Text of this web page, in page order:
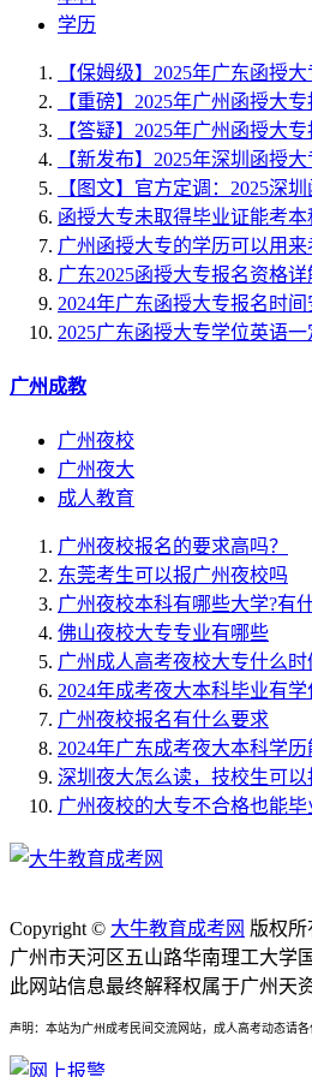
学历
【保姆级】2025年广东函授
【重磅】2025年广州函授大
【答疑】2025年广州函授大
【新发布】2025年深圳函授
【图文】官方定调：2025深
函授大专未取得毕业证能考本
广州函授大专的学历可以用来
广东2025函授大专报名资格
2024年广东函授大专报名时
2025广东函授大专学位英语一
广州成教
广州夜校
广州夜大
成人教育
广州夜校报名的要求高吗？
东莞考生可以报广州夜校吗
广州夜校本科有哪些大学?有
佛山夜校大专专业有哪些
广州成人高考夜校大专什么时
2024年成考夜大本科毕业有学
广州夜校报名有什么要求
2024年广东成考夜大本科学历
深圳夜大怎么读，技校生可以
广州夜校的大专不合格也能毕
Copyright © 大牛教育成考网 版权所
广州市天河区五山路华南理工大学
此网站信息最终解释权属于广州天
声明：本站为广州成考民间交流网站，成人高考动态请